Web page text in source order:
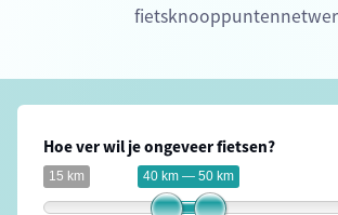
Hoe ver wil je ongeveer fietsen?
15 km 40 km — 50 km